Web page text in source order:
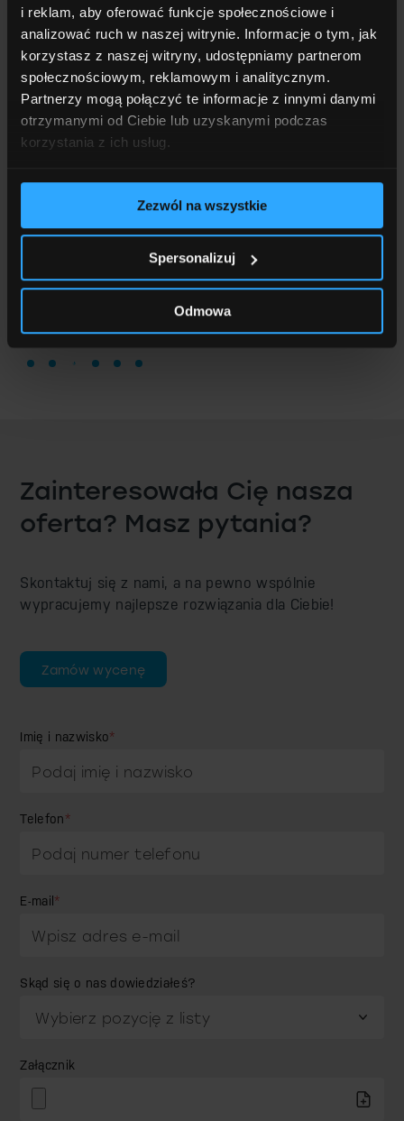
i reklam, aby oferować funkcje społecznościowe i
analizować ruch w naszej witrynie. Informacje o tym, jak
korzystasz z naszej witryny, udostępniamy partnerom
społecznościowym, reklamowym i analitycznym.
Partnerzy mogą połączyć te informacje z innymi danymi
otrzymanymi od Ciebie lub uzyskanymi podczas
korzystania z ich usług.
Zezwól na wszystkie
Spersonalizuj
Odmowa
Hotele
Zainteresowała Cię nasza
oferta? Masz pytania?
Skontaktuj się z nami, a na pewno wspólnie
wypracujemy najlepsze rozwiązania dla Ciebie!
Zamów wycenę
Imię i nazwisko*
Telefon*
E-mail *
Skąd się o nas dowiedziałeś?
Załącznik